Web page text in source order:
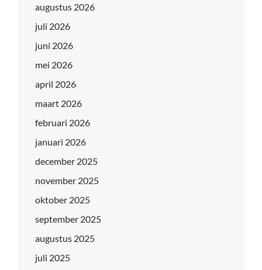
augustus 2026
juli 2026
juni 2026
mei 2026
april 2026
maart 2026
februari 2026
januari 2026
december 2025
november 2025
oktober 2025
september 2025
augustus 2025
juli 2025